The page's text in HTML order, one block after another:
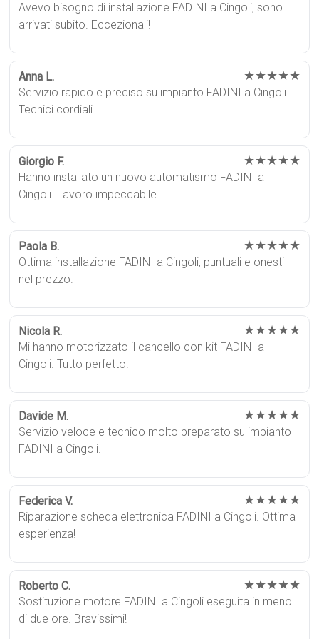
Avevo bisogno di installazione FADINI a Cingoli, sono
arrivati subito. Eccezionali!
Anna L. ★★★★★
Servizio rapido e preciso su impianto FADINI a Cingoli.
Tecnici cordiali.
Giorgio F. ★★★★★
Hanno installato un nuovo automatismo FADINI a
Cingoli. Lavoro impeccabile.
Paola B. ★★★★★
Ottima installazione FADINI a Cingoli, puntuali e onesti
nel prezzo.
Nicola R. ★★★★★
Mi hanno motorizzato il cancello con kit FADINI a
Cingoli. Tutto perfetto!
Davide M. ★★★★★
Servizio veloce e tecnico molto preparato su impianto
FADINI a Cingoli.
Federica V. ★★★★★
Riparazione scheda elettronica FADINI a Cingoli. Ottima
esperienza!
Roberto C. ★★★★★
Sostituzione motore FADINI a Cingoli eseguita in meno
di due ore. Bravissimi!